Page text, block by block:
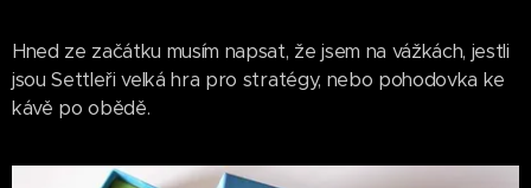
Hned ze začátku musím napsat, že jsem na vážkách, jestli
jsou Settleři velká hra pro stratégy, nebo pohodovka ke
kávě po obědě.